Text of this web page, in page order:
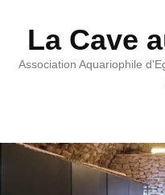
La Cave
Association Aquariophile